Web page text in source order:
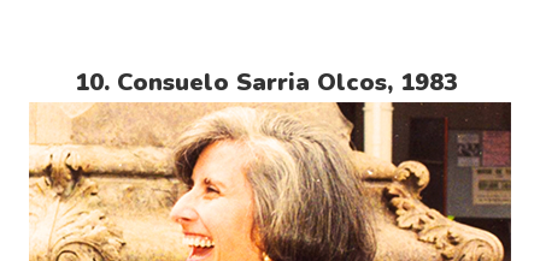
10. Consuelo Sarria Olcos, 1983